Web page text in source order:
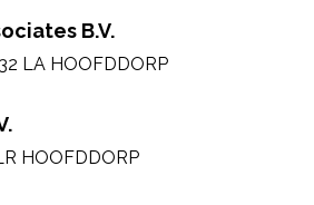
B.V.
LA HOOFDDORP
HOOFDDORP